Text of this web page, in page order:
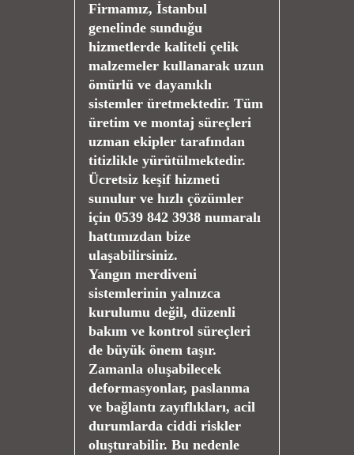
Firmamız, İstanbul
genelinde sunduğu
hizmetlerde kaliteli çelik
malzemeler kullanarak uzun
ömürlü ve dayanıklı
sistemler üretmektedir. Tüm
üretim ve montaj süreçleri
uzman ekipler tarafından
titizlikle yürütülmektedir.
Ücretsiz keşif hizmeti
sunulur ve hızlı çözümler
için 0539 842 3938 numaralı
hattımızdan bize
ulaşabilirsiniz.
Yangın merdiveni
sistemlerinin yalnızca
kurulumu değil, düzenli
bakım ve kontrol süreçleri
de büyük önem taşır.
Zamanla oluşabilecek
deformasyonlar, paslanma
ve bağlantı zayıflıkları, acil
durumlarda ciddi riskler
oluşturabilir. Bu nedenle